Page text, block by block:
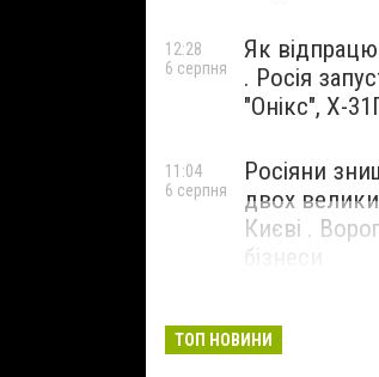
Як
. Росія
"Онікс", Х-
12:28
6 серпня
Росіяни
двох
Києві .
бізнеси
11:04
6 серпня
ТОП НОВИНИ